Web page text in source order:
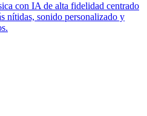
con IA de alta fidelidad centrado
nítidas, sonido personalizado y